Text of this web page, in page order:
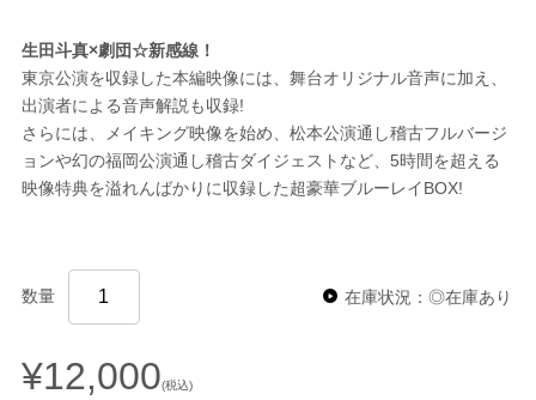
生田斗真×劇団☆新感線！
東京公演を収録した本編映像には、舞台オリジナル音声に加え、
出演者による音声解説も収録!
さらには、メイキング映像を始め、松本公演通し稽古フルバージ
ョンや幻の福岡公演通し稽古ダイジェストなど、5時間を超える
映像特典を溢れんばかりに収録した超豪華ブルーレイBOX!
数量 在庫状況：◎在庫あり
¥12,000(税込)